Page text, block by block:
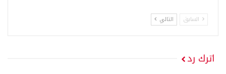
السابق التالي
اترك رد